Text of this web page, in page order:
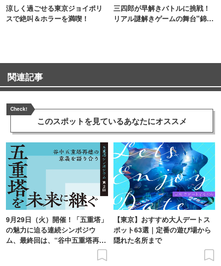
涼しく過ごせる東京ジョイポリ
スで絶叫＆ホラーを満喫！
三四郎が早解きバトルに挑戦！
リアル謎解きゲームの舞台"錦糸
関連記事
Check!
このスポットを見ているあなたにオススメ
9月29日（火）開催！「五重塔」
の魅力に迫る連続シンポジウ
ム、最終回は、“谷中五重塔再建
【東京】おすすめ大人デートス
ポット63選｜定番の遊び場から
隠れた名所まで